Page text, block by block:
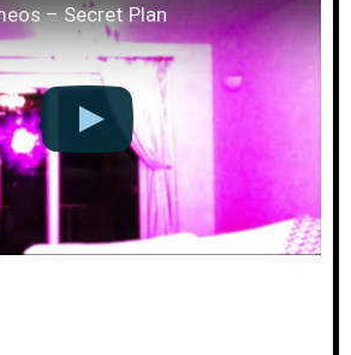
– Secret Plan